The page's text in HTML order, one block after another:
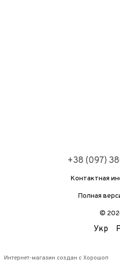
+38 (097)
Контактная
Полная
©
Укр
Интернет-магазин создан с Хорошоп